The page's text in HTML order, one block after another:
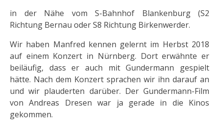
in der Nähe vom S-Bahnhof Blankenburg (S2
Richtung Bernau oder S8 Richtung Birkenwerder.
Wir haben Manfred kennen gelernt im Herbst 2018
auf einem Konzert in Nürnberg. Dort erwähnte er
beiläufig, dass er auch mit Gundermann gespielt
hätte. Nach dem Konzert sprachen wir ihn darauf an
und wir plauderten darüber. Der Gundermann-Film
von Andreas Dresen war ja gerade in die Kinos
gekommen.